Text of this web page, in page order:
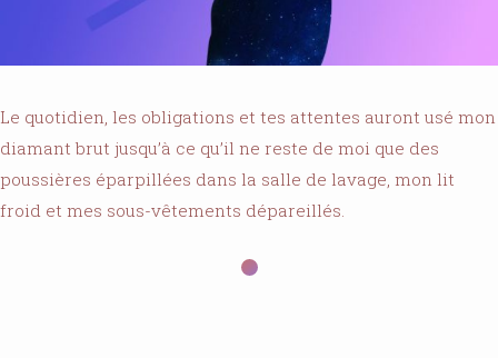
Le quotidien, les obligations et tes attentes auront usé mon
diamant brut jusqu’à ce qu’il ne reste de moi que des
poussières éparpillées dans la salle de lavage, mon lit
froid et mes sous-vêtements dépareillés.